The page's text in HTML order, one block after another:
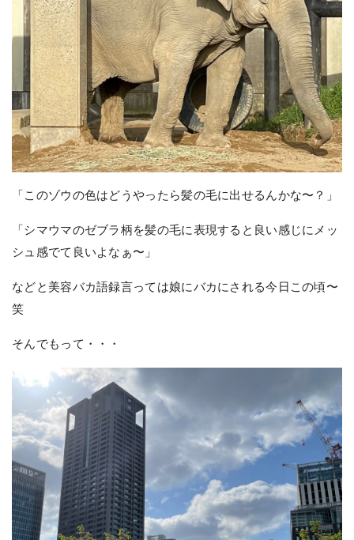
「このゾウの色はどうやったら髪の毛に出せるんかな〜？」
「シマウマのゼブラ柄を髪の毛に表現すると良い感じにメッ
シュ感でて良いよなぁ〜」
などと美容バカ語録言っては娘にバカにされる今日この頃〜
笑
そんでもって・・・